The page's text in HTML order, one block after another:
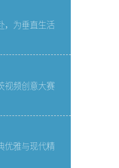
，为垂直生活
视频创意大赛
优雅与现代精